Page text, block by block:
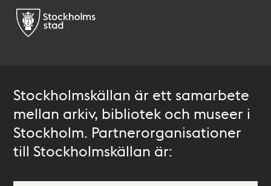
Stockholmskällan är ett samarbete
mellan arkiv, bibliotek och museer i
Stockholm. Partnerorganisationer
till Stockholmskällan är: